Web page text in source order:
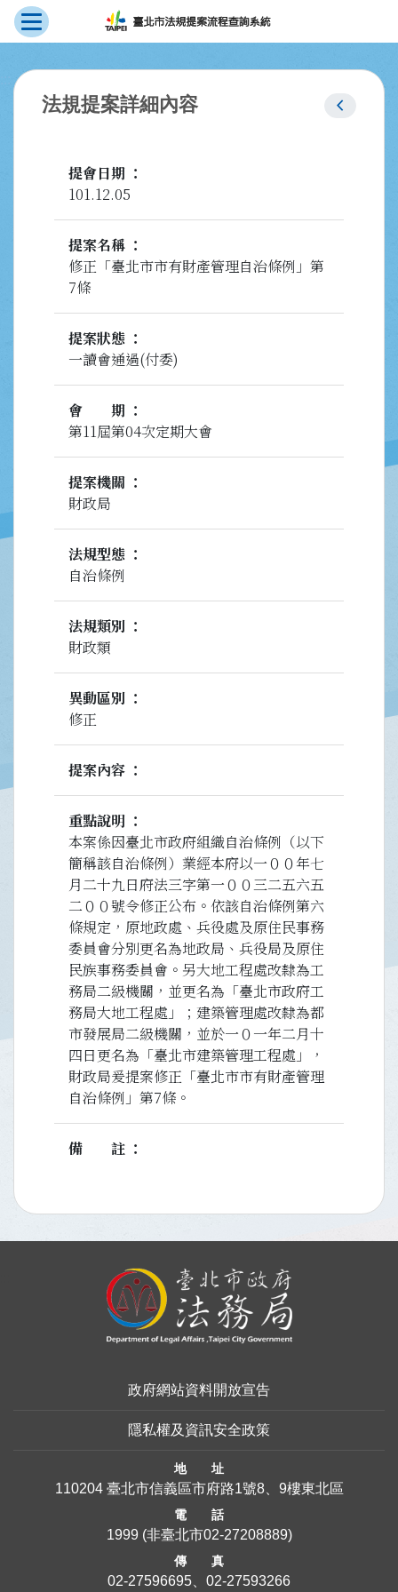
跳到主要內容
展開選單
法規提案詳細內容 chevron_left
提會日期
101.12.05
提案名稱
修正「臺北市市有財產管理自治條例」第
7條
提案狀態
一讀會通過(付委)
會期
第11屆第04次定期大會
提案機關
財政局
法規型態
自治條例
法規類別
財政類
異動區別
修正
提案內容
重點說明
本案係因臺北市政府組織自治條例（以下
簡稱該自治條例）業經本府以一００年七
月二十九日府法三字第一００三二五六五
二００號令修正公布。依該自治條例第六
條規定，原地政處、兵役處及原住民事務
委員會分別更名為地政局、兵役局及原住
民族事務委員會。另大地工程處改隸為工
務局二級機關，並更名為「臺北市政府工
務局大地工程處」；建築管理處改隸為都
市發展局二級機關，並於一０一年二月十
四日更名為「臺北市建築管理工程處」，
財政局爰提案修正「臺北市市有財產管理
自治條例」第7條。
備註
政府網站資料開放宣告
隱私權及資訊安全政策
地 址
110204 臺北市信義區市府路1號8、9樓東北區
電 話
1999 (非臺北市02-27208889)
傳 真
02-27596695、02-27593266